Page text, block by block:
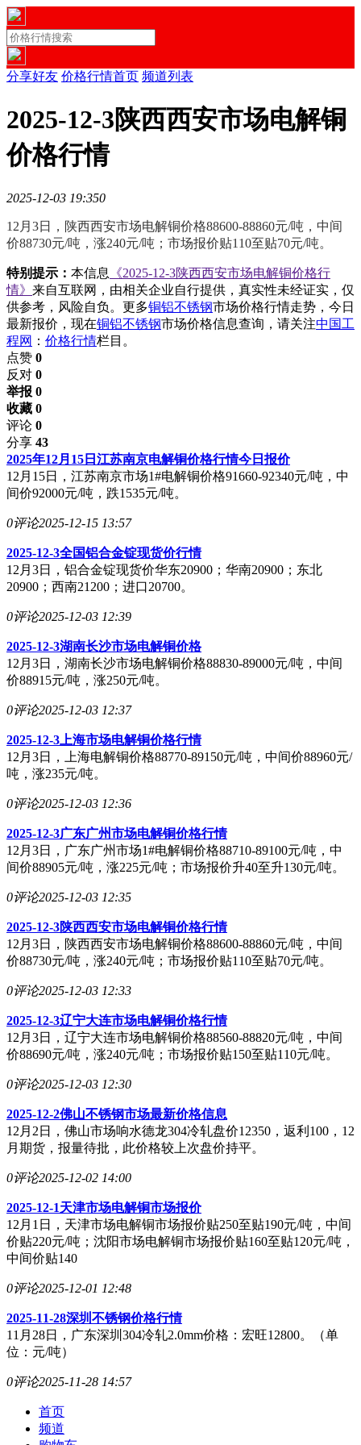
分享好友 价格行情首页 频道列表
2025-12-3陕西西安市场电解铜
价格行情
2025-12-03 19:350
12月3日，陕西西安市场电解铜价格88600-88860元/吨，中间
价88730元/吨，涨240元/吨；市场报价贴110至贴70元/吨。
特别提示： 本信息
《2025-12-3陕西西安市场电解铜价格行
情》 来自互联网，由相关企业自行提供，真实性未经证实，仅
供参考，风险自负。更多铜铝不锈钢市场价格行情走势，今日
最新报价，现在铜铝不锈钢市场价格信息查询，请关注中国工
程网 ： 价格行情栏目。
点赞 0
反对 0
举报 0
收藏 0
评论 0
分享 43
2025年12月15日江苏南京电解铜价格行情今日报价
12月15日，江苏南京市场1#电解铜价格91660-92340元/吨，中
间价92000元/吨，跌1535元/吨。
0评论2025-12-15 13:57
2025-12-3全国铝合金锭现货价行情
12月3日，铝合金锭现货价华东20900；华南20900；东北
20900；西南21200；进口20700。
0评论2025-12-03 12:39
2025-12-3湖南长沙市场电解铜价格
12月3日，湖南长沙市场电解铜价格88830-89000元/吨，中间
价88915元/吨，涨250元/吨。
0评论2025-12-03 12:37
2025-12-3上海市场电解铜价格行情
12月3日，上海电解铜价格88770-89150元/吨，中间价88960元/
吨，涨235元/吨。
0评论2025-12-03 12:36
2025-12-3广东广州市场电解铜价格行情
12月3日，广东广州市场1#电解铜价格88710-89100元/吨，中
间价88905元/吨，涨225元/吨；市场报价升40至升130元/吨。
0评论2025-12-03 12:35
2025-12-3陕西西安市场电解铜价格行情
12月3日，陕西西安市场电解铜价格88600-88860元/吨，中间
价88730元/吨，涨240元/吨；市场报价贴110至贴70元/吨。
0评论2025-12-03 12:33
2025-12-3辽宁大连市场电解铜价格行情
12月3日，辽宁大连市场电解铜价格88560-88820元/吨，中间
价88690元/吨，涨240元/吨；市场报价贴150至贴110元/吨。
0评论2025-12-03 12:30
2025-12-2佛山不锈钢市场最新价格信息
12月2日，佛山市场响水德龙304冷轧盘价12350，返利100，12
月期货，报量待批，此价格较上次盘价持平。
0评论2025-12-02 14:00
2025-12-1天津市场电解铜市场报价
12月1日，天津市场电解铜市场报价贴250至贴190元/吨，中间
价贴220元/吨；沈阳市场电解铜市场报价贴160至贴120元/吨，
中间价贴140
0评论2025-12-01 12:48
2025-11-28深圳不锈钢价格行情
11月28日，广东深圳304冷轧2.0mm价格：宏旺12800。（单
位：元/吨）
0评论2025-11-28 14:57
首页
频道